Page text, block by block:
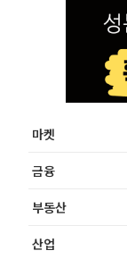
마켓
금융
부동산
산업